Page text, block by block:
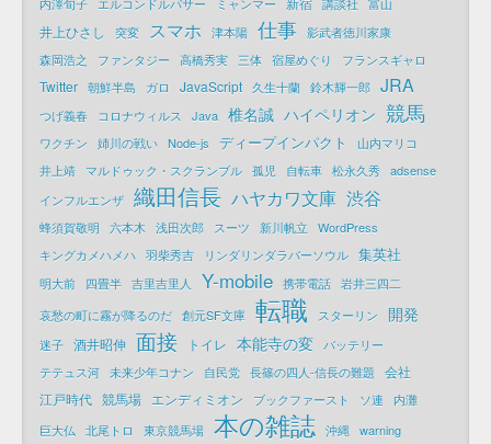
井上ひさし 突変 スマホ 津本陽 仕事 影武者徳川家康
森岡浩之
ファンタジー 高橋秀実 三体 宿屋めぐり フランスギャロ
Twitter 朝鮮半島 ガロ JavaScript 久生十蘭 鈴木輝一郎 JRA
つげ義春 コロナウィルス Java 椎名誠 ハイペリオン 競馬
ワクチン 姉川の戦い Node-js ディープインパクト
山内マリコ
井上靖
マルドゥック・スクランブル 孤児 自転車 松永久秀 adsense
インフルエンザ 織田信長 ハヤカワ文庫 渋谷
蜂須賀敬明 六本木 浅田次郎 スーツ 新川帆立
WordPress
キングカメハメハ 羽柴秀吉 リンダリンダラバーソウル 集英社
明大前 四畳半 吉里吉里人 Y-mobile 携帯電話 岩井三四二
哀愁の町に霧が降るのだ 創元SF文庫 転職 スターリン 開発
迷子 酒井昭伸 面接 トイレ 本能寺の変
バッテリー
テテュス河 未来少年コナン 自民党 長篠の四人-信長の難題
会社
江戸時代 競馬場 エンディミオン ブックファースト ソ連
内灘
巨大仏
北尾トロ 東京競馬場 本の雑誌 沖縄 warning